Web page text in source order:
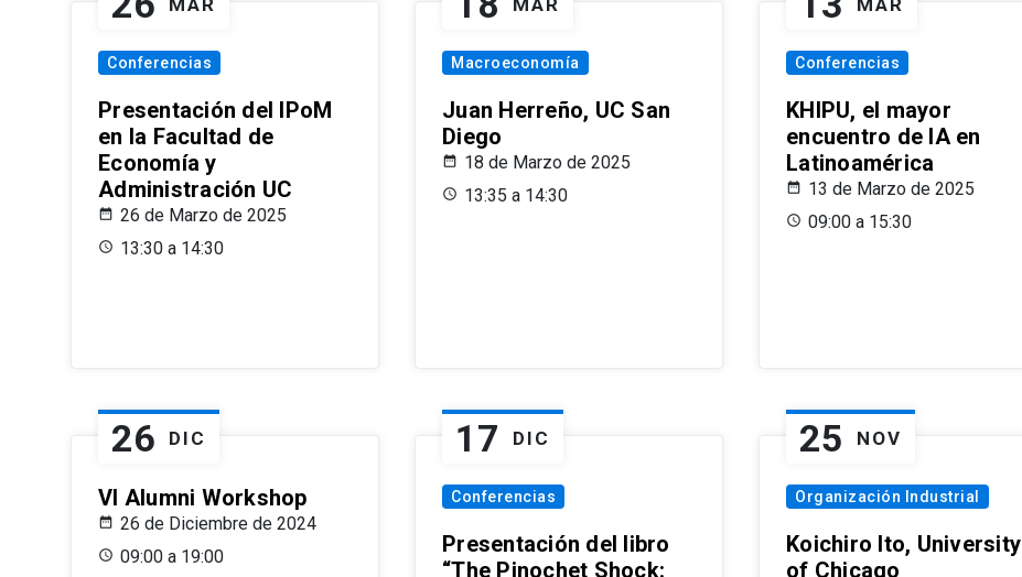
MAR
Conferencias
Presentación del IPoM
en la Facultad de
Economía y
Administración UC
26 de Marzo de 2025
13:30 a 14:30
MAR
Macroeconomía
Juan Herreño, UC San
Diego
18 de Marzo de 2025
13:35 a 14:30
MAR
Conferencias
KHIPU, el mayor
encuentro de IA en
Latinoamérica
13 de Marzo de 2025
09:00 a 15:30
26 DIC
VI Alumni Workshop
26 de Diciembre de 2024
09:00 a 19:00
17 DIC
Conferencias
Presentación del libro
“The Pinochet Shock:
25 NOV
Organización Industrial
Koichiro Ito, University
of Chicago